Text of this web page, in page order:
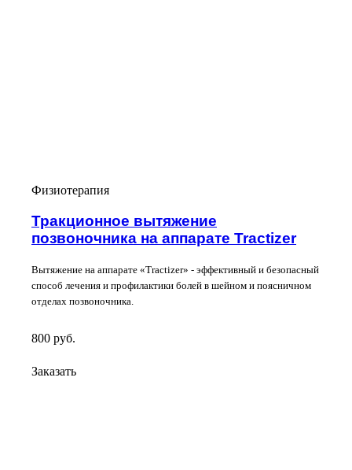
Физиотерапия
Тракционное вытяжение
позвоночника на аппарате Tractizer
Вытяжение на аппарате «Tractizer» - эффективный и безопасный
способ лечения и профилактики болей в шейном и поясничном
отделах позвоночника.
800 руб.
Заказать